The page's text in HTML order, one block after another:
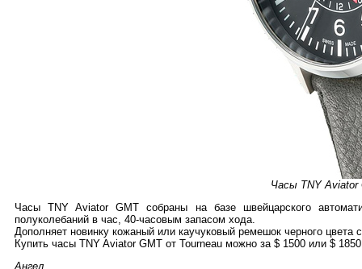
Часы TNY Aviator
Часы TNY Aviator GMT собраны на базе швейцарского
полуколебаний в час, 40-часовым запасом хода.
Дополняет новинку кожаный или каучуковый ремешок черного цвета
Купить часы TNY Aviator GMT от Tourneau можно за $ 1500 или $
Ангел